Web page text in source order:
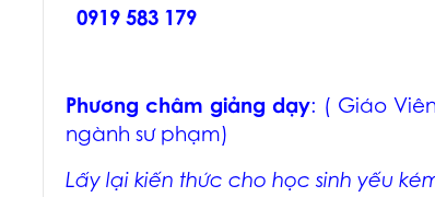
0919 583 179
Phương châm giảng dạy: ( Giáo
ngành sư phạm)
Lấy lại kiến thức cho học sinh yếu